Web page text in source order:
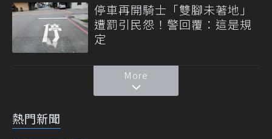
停車再開騎士「雙腳未著地」
遭罰引民怨！警回覆：這是規
定
More
熱門新聞